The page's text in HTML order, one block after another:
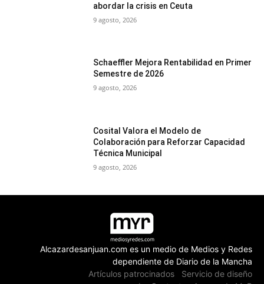
abordar la crisis en Ceuta
9 agosto, 2026
Schaeffler Mejora Rentabilidad en Primer
Semestre de 2026
9 agosto, 2026
Cosital Valora el Modelo de
Colaboración para Reforzar Capacidad
Técnica Municipal
9 agosto, 2026
Alcazardesanjuan.com es un medio de Medios y Redes
dependiente de Diario de la Mancha
Artículos patrocinados
Servicio de diseño